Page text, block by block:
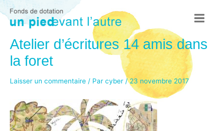
au
contenu
Main
Menu
Atelier d’écritures 14 amis dans
la foret
Laisser un commentaire / Par cyber /23 novembre 2017